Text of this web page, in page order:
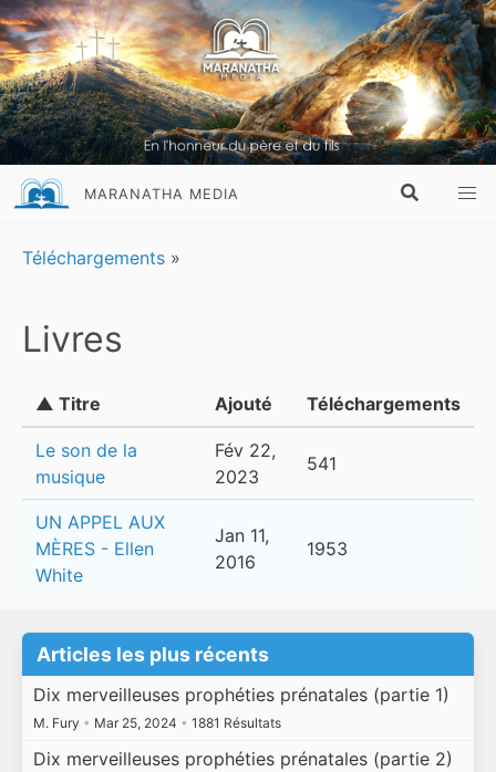
MARANATHA MEDIA
Téléchargements »
Livres
▲ Titre Ajouté Téléchargements
Le son de la
musique
Fév 22,
2023
541
UN APPEL AUX
MÈRES - Ellen
White
Jan 11,
2016
1953
Articles les plus récents
Dix merveilleuses prophéties prénatales (partie 1)
M. Fury • Mar 25, 2024 • 1881 Résultats
Dix merveilleuses prophéties prénatales (partie 2)